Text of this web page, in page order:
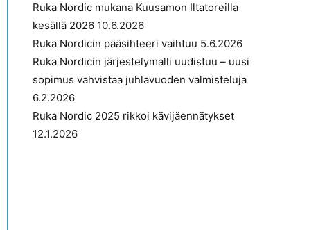
Ruka Nordic mukana Kuusamon Iltatoreilla
kesällä 2026 10.6.2026
Ruka Nordicin pääsihteeri vaihtuu 5.6.2026
Ruka Nordicin järjestelymalli uudistuu – uusi
sopimus vahvistaa juhlavuoden valmisteluja
6.2.2026
Ruka Nordic 2025 rikkoi kävijäennätykset
12.1.2026